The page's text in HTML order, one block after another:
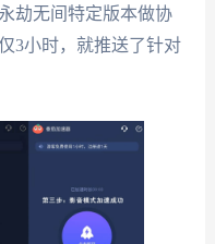
劫无间特定版本做协
3小时，就推送了针对